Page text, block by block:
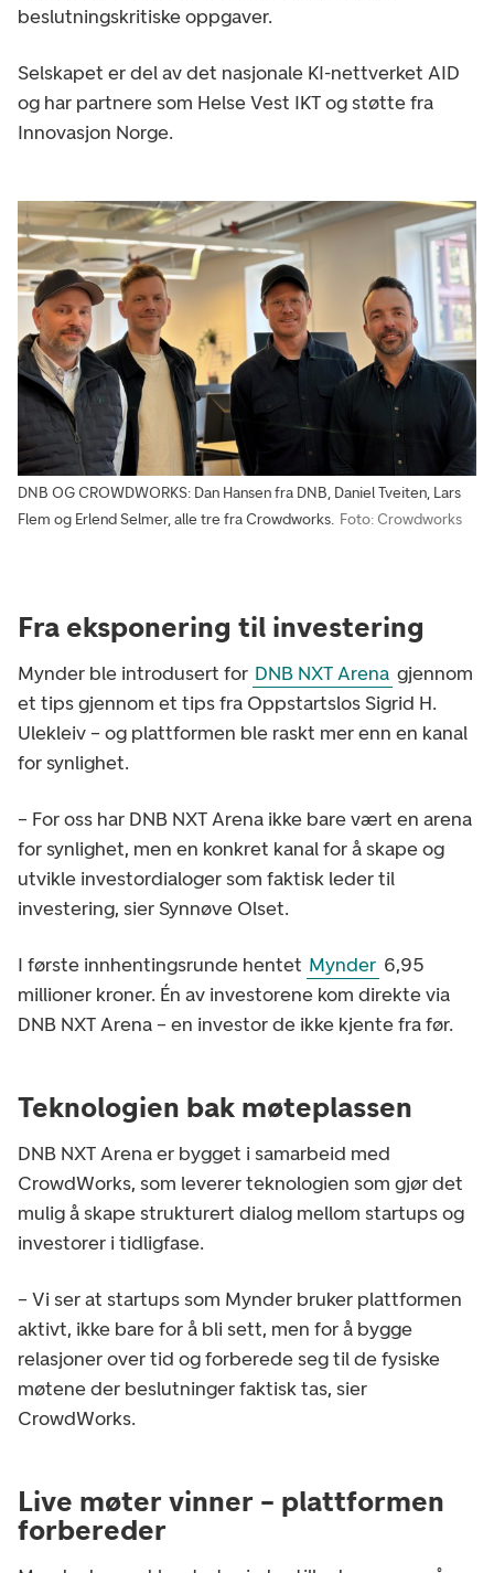
beslutningskritiske oppgaver.
Selskapet er del av det nasjonale KI-nettverket AID
og har partnere som Helse Vest IKT og støtte fra
Innovasjon Norge.
DNB OG CROWDWORKS: Dan Hansen fra DNB, Daniel Tveiten, Lars
Flem og Erlend Selmer, alle tre fra Crowdworks. Foto: Crowdworks
Fra eksponering til investering
Mynder ble introdusert for DNB NXT Arena gjennom
et tips gjennom et tips fra Oppstartslos Sigrid H.
Ulekleiv – og plattformen ble raskt mer enn en kanal
for synlighet.
– For oss har DNB NXT Arena ikke bare vært en arena
for synlighet, men en konkret kanal for å skape og
utvikle investordialoger som faktisk leder til
investering, sier Synnøve Olset.
I første innhentingsrunde hentet Mynder 6,95
millioner kroner. Én av investorene kom direkte via
DNB NXT Arena – en investor de ikke kjente fra før.
Teknologien bak møteplassen
DNB NXT Arena er bygget i samarbeid med
CrowdWorks, som leverer teknologien som gjør det
mulig å skape strukturert dialog mellom startups og
investorer i tidligfase.
– Vi ser at startups som Mynder bruker plattformen
aktivt, ikke bare for å bli sett, men for å bygge
relasjoner over tid og forberede seg til de fysiske
møtene der beslutninger faktisk tas, sier
CrowdWorks.
Live møter vinner – plattformen
forbereder